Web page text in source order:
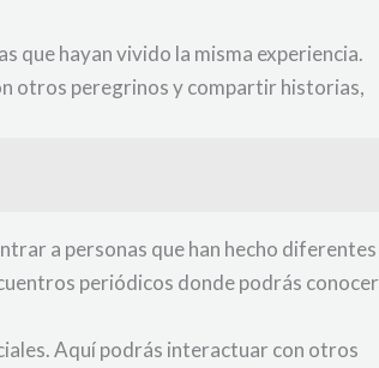
que hayan vivido la misma experiencia.
otros peregrinos y compartir historias,
a personas que han hecho diferentes
periódicos donde podrás conocer
Aquí podrás interactuar con otros